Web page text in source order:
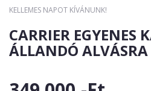
KELLEMES NAPOT KÍVÁNUNK!
CARRIER EGYENES
ÁLLANDÓ ALVÁSRA